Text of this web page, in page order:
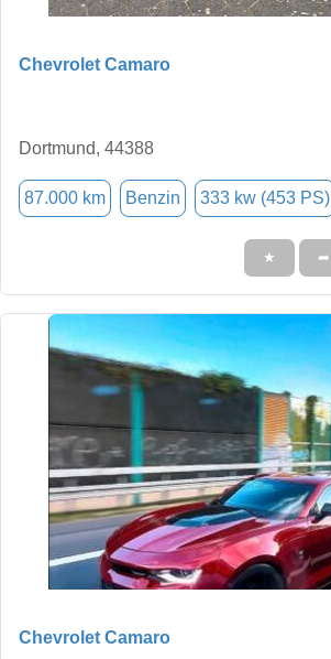
Chevrolet Camaro
Dortmund, 44388
87.000 km Benzin 333 kw (453 PS)
★ ➦
Chevrolet Camaro